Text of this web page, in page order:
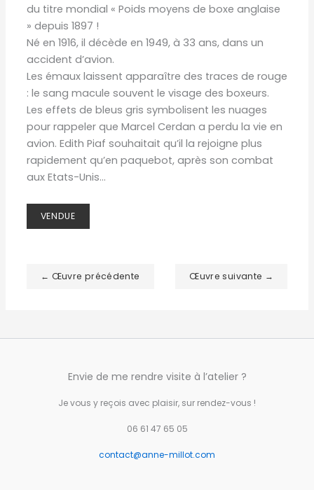
du titre mondial « Poids moyens de boxe anglaise
» depuis 1897 !
Né en 1916, il décède en 1949, à 33 ans, dans un
accident d’avion.
Les émaux laissent apparaître des traces de rouge
: le sang macule souvent le visage des boxeurs.
Les effets de bleus gris symbolisent les nuages
pour rappeler que Marcel Cerdan a perdu la vie en
avion. Edith Piaf souhaitait qu’il la rejoigne plus
rapidement qu’en paquebot, après son combat
aux Etats-Unis...
VENDUE
← Œuvre précédente Œuvre suivante →
Envie de me rendre visite à l’atelier ?
Je vous y reçois avec plaisir, sur rendez-vous !
06 61 47 65 05
contact@anne-millot.com